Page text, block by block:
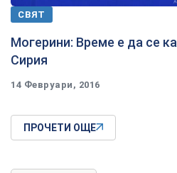
СВЯТ
Могерини: Време е да се
Сирия
14 Февруари, 2016
ПРОЧЕТИ ОЩЕ